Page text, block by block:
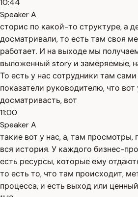
10:44
Speaker A
сторис по какой-то структуре, а
досматривали, то есть там своя
работает. И на выходе мы
выложенный story и замеряемые,
То есть у нас сотрудники там
показатели руководителю, что вот
досматривасть, вот
11:00
Speaker A
такие вот у нас, а, там просмотры,
вся история. У каждого бизнес-
есть ресурсы, которые ему
то есть то, что там происходит,
процесса, и есть выход или